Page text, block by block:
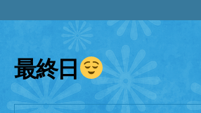
ウ
ィ
ー
ク
最終日